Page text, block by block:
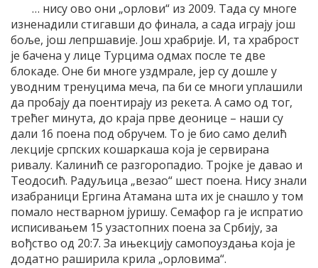
… нису ово они „орлови“ из 2009. Тада су многе
изненадили стигавши до финала, а сада играју још
боље, још лепршавије. Још храбрије. И, та храброст
је бачена у лице Турцима одмах после те две
блокаде. Оне би многе уздмрале, јер су дошле у
уводним тренуцима меча, па би се многи уплашили
да пробају да поентирају из рекета. А само од тог,
трећег минута, до краја прве деонице – наши су
дали 16 поена под обручем. То је био само делић
лекције српских кошаркаша која је сервирана
ривалу. Калинић се разгоропадио. Тројке је давао и
Теодосић. Радуљица „везао“ шест поена. Нису знали
изабраници Ергина Атамана шта их је снашло у том
помало нестварном јуришу. Семафор га је испратио
исписивањем 15 узастопних поена за Србију, за
вођство од 20:7. За ињекцију самопоуздања која је
додатно раширила крила „орловима“.